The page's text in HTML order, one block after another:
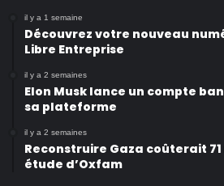
il y a 1 semaine
Découvrez votre nouveau
Libre Entreprise
il y a 2 semaines
Elon Musk lance un compte
sa plateforme
il y a 2 semaines
Reconstruire Gaza coûterait
étude d’Oxfam